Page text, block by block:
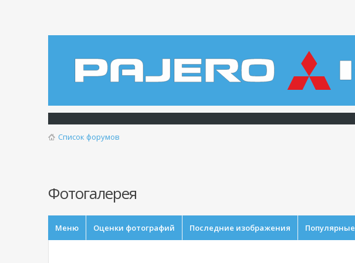
Список форумов
Фотогалерея
Меню Оценки фотографий Последние изображения Популярные